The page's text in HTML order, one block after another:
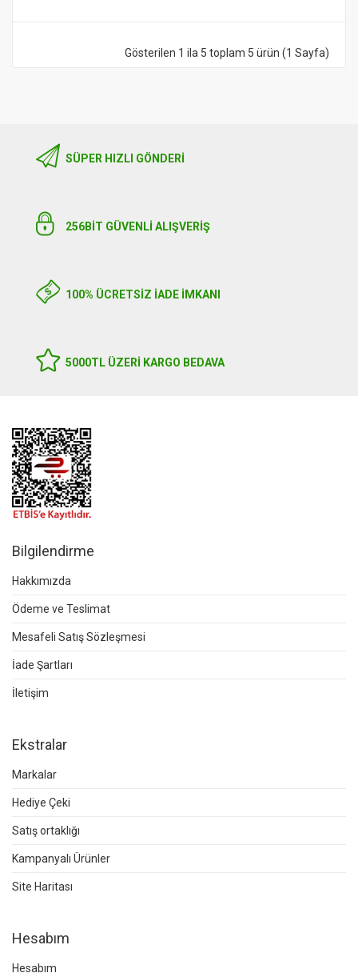
Gösterilen 1 ila 5 toplam 5 ürün (1 Sayfa)
SÜPER HIZLI GÖNDERI
256BIT GÜVENLİ ALIŞVERİŞ
100% ÜCRETSİZ İADE İMKANI
5000TL ÜZERI KARGO BEDAVA
Bilgilendirme
Hakkımızda
Ödeme ve Teslimat
Mesafeli Satış Sözleşmesi
İade Şartları
İletişim
Ekstralar
Markalar
Hediye Çeki
Satış ortaklığı
Kampanyalı Ürünler
Site Haritası
Hesabım
Hesabım